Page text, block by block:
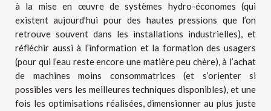
à la mise en œuvre de systèmes hydro-économes (qui
existent aujourd’hui pour des hautes pressions que l’on
retrouve souvent dans les installations industrielles), et
réfléchir aussi à l’information et la formation des usagers
(pour qui l’eau reste encore une matière peu chère), à l’achat
de machines moins consommatrices (et s’orienter si
possibles vers les meilleures techniques disponibles), et une
fois les optimisations réalisées, dimensionner au plus juste